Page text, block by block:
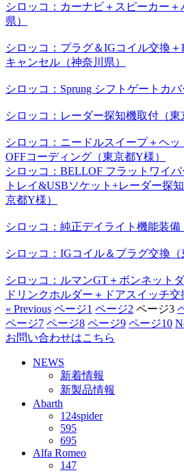
シロッコ：カーナビ＋スピーカー
県）
シロッコ：プラグ＆IGコイル交換＋
キャンセル（神奈川県）
シロッコ：Sprung シフトゲートカバ
シロッコ：レーダー探知機取付（東
シロッコ：ニードルスイープ＋ヘ
OFFコーディング（東京都Y様）
シロッコ：BELLOF フラットワイ
トレイ&USBソケット+レーダー探
京都Y様）
シロッコ：純正デイライト機能装備
シロッコ：IGコイル＆プラグ交換（
シロッコ：ルマンGT＋ボンネット
ドリンクホルダー＋ドアスイッチ交
« Previous ページ1 ページ2 ページ3
ページ7 ページ8 ページ9 ページ10
お問い合わせはこちら
NEWS
新着情報
新製品情報
Abarth
124spider
595
695
Alfa Romeo
147